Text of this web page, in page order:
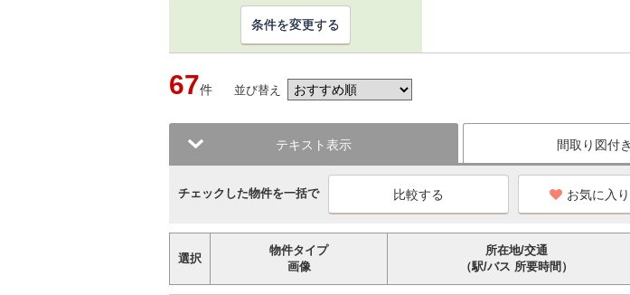
条件を変更する
67件 並び替え
テキスト表示 間取り図付
チェックした物件を一括で お気に入
選択
物件タイプ
画像
所在地/交通
（駅/バス 所要時間）